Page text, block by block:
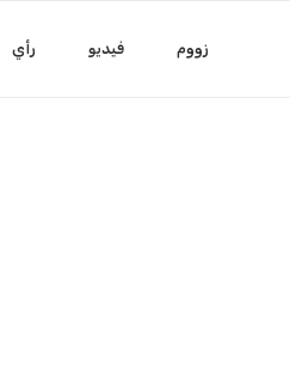
زووم فيديو رأي